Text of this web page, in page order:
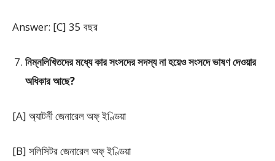
Answer: [C] 35 বছর
নিম্নলিখিতদের মধ্যে কার সংসদের সদস্য না হয়েও সংসদে ভাষণ দেওয়ার
অধিকার আছে?
[A] অ্যাটর্নী জেনারেল অফ্ ইণ্ডিয়া
[B] সলিসিটর জেনারেল অফ্ ইণ্ডিয়া